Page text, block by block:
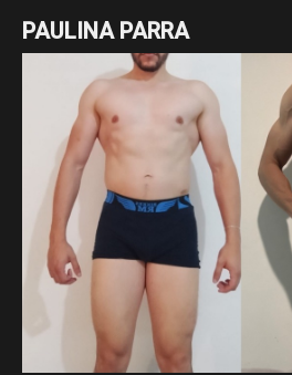
PAULINA PARRA
Excelente cambio de nuestra
tan solo 7 meses enfocados en un